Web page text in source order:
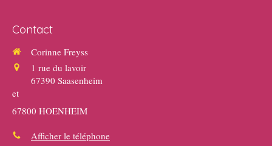
Contact
Corinne Freyss
1 rue du lavoir
67390 Saasenheim
et
67800 HOENHEIM
Afficher le téléphone